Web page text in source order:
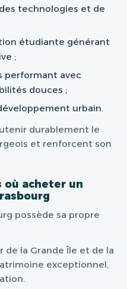
technologies et de
étudiante générant
;
performant avec
douces ;
urbain.
durablement le
et renforcent son
où acheter un
possède sa propre
de la Grande Île et de la
exceptionnel,